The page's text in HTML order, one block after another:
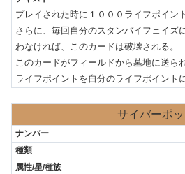
プレイされた時に１０００ライフポイン
さらに、毎回自分のスタンバイフェイズ
わなければ、このカードは破壊される。
このカードがフィールドから墓地に送ら
ライフポイントを自分のライフポイント
サイバーポ